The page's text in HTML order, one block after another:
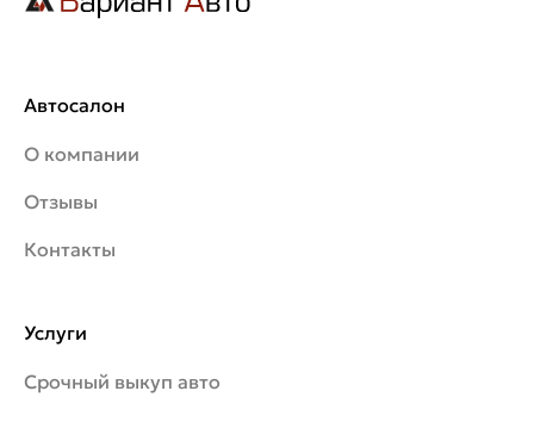
Автосалон
О компании
Отзывы
Контакты
Услуги
Срочный выкуп авто